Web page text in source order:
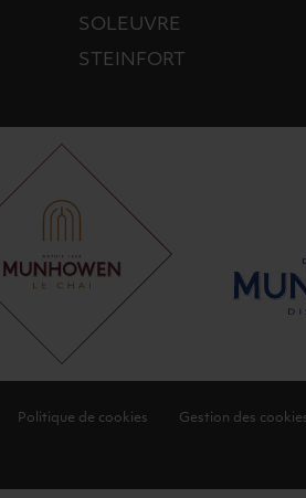
SOLEUVRE
STEINFORT
Politique de cookies Gestion des